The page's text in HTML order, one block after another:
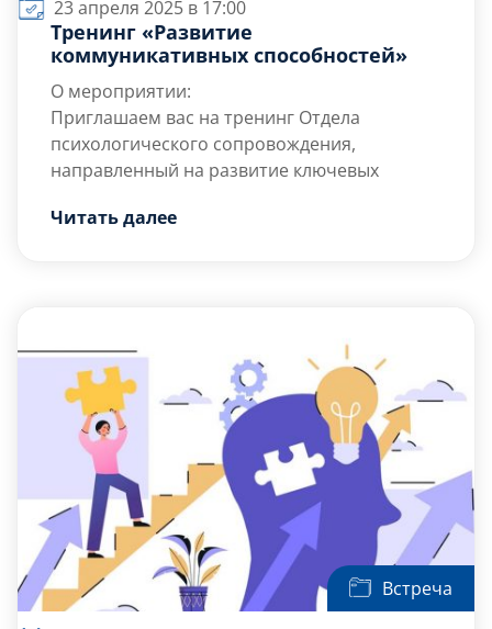
23 апреля 2025 в 17:00
Тренинг «Развитие
коммуникативных способностей»
О мероприятии:
Приглашаем вас на тренинг Отдела
психологического сопровождения,
направленный на развитие ключевых
занятие вы освоите практические
Что вы получите?
Освоите техники […]
Читать далее
Встреча